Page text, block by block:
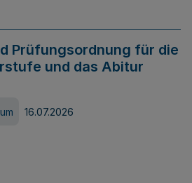
Prüfungsordnung für die
und das Abitur
16.07.2026